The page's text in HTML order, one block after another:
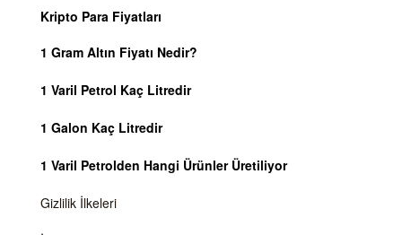
Kripto Para Fiyatları
1 Gram Altın Fiyatı Nedir?
1 Varil Petrol Kaç Litredir
1 Galon Kaç Litredir
1 Varil Petrolden Hangi Ürünler Üretiliyor
Gizlilik İlkeleri